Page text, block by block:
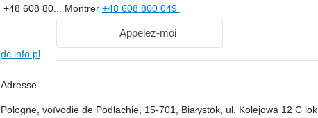
+48 608 80... Montrer +48 608 800 049
Appelez-moi
dc.info.pl
Adresse
Pologne, voïvodie de Podlachie, 15-701, Białystok, ul. Kolejowa 12 C lok.